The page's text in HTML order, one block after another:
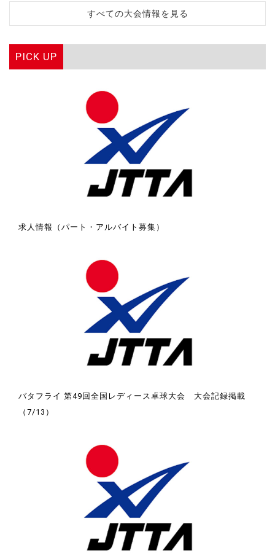
すべての大会情報を見る
PICK UP
求人情報（パート・アルバイト募集）
バタフライ 第49回全国レディース卓球大会 大会記録掲載
（7/13）